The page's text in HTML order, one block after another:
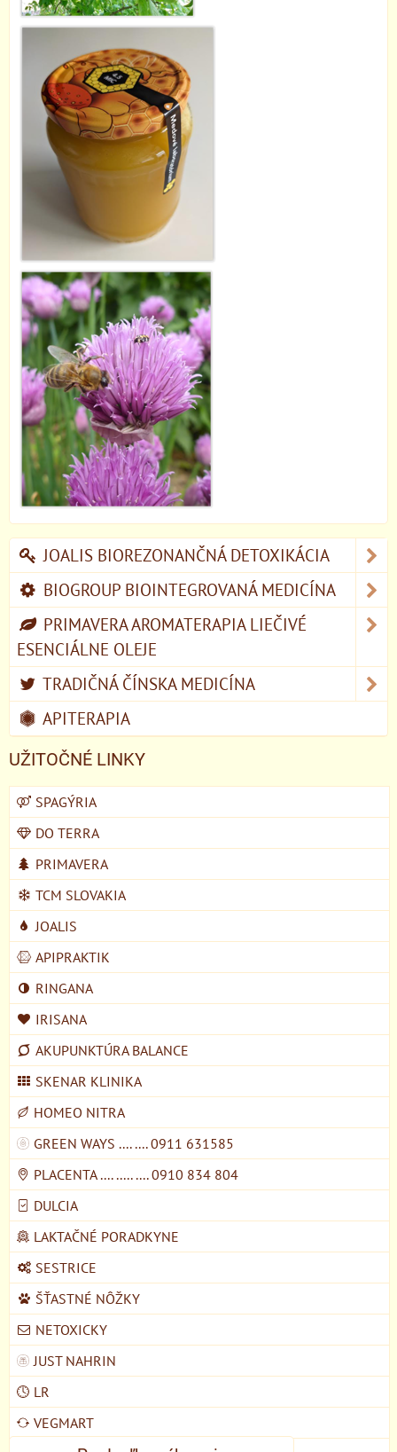
JOALIS BIOREZONANČNÁ DETOXIKÁCIA
BIOGROUP BIOINTEGROVANÁ MEDICÍNA
PRIMAVERA AROMATERAPIA LIEČIVÉ
ESENCIÁLNE OLEJE
TRADIČNÁ ČÍNSKA MEDICÍNA
APITERAPIA
UŽITOČNÉ LINKY
SPAGÝRIA
DO TERRA
PRIMAVERA
TCM SLOVAKIA
JOALIS
APIPRAKTIK
RINGANA
IRISANA
AKUPUNKTÚRA BALANCE
SKENAR KLINIKA
HOMEO NITRA
GREEN WAYS .... .... 0911 631585
PLACENTA .... ..... .... 0910 834 804
DULCIA
LAKTAČNÉ PORADKYNE
SESTRICE
ŠŤASTNÉ NÔŽKY
NETOXICKY
JUST NAHRIN
LR
VEGMART